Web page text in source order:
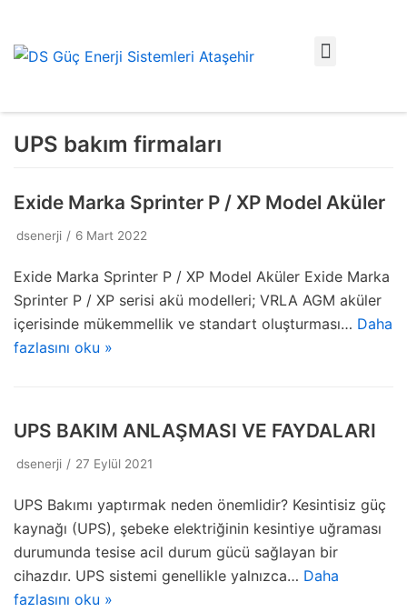
İçeriğe
UPS bakım firmaları
Exide Marka Sprinter P / XP Model Aküler
dsenerji 6 Mart 2022
Exide Marka Sprinter P / XP Model Aküler Exide Marka
Sprinter P / XP serisi akü modelleri; VRLA AGM aküler
içerisinde mükemmellik ve standart oluşturması… Daha
fazlasını oku »
UPS BAKIM ANLAŞMASI VE FAYDALARI
dsenerji 27 Eylül 2021
UPS Bakımı yaptırmak neden önemlidir? Kesintisiz güç
kaynağı (UPS), şebeke elektriğinin kesintiye uğraması
durumunda tesise acil durum gücü sağlayan bir
cihazdır. UPS sistemi genellikle yalnızca… Daha
fazlasını oku »